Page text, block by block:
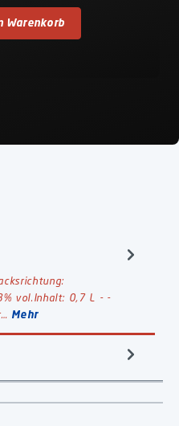
Warenkorb
vol.Inhalt: 0,7 L - -
Mehr